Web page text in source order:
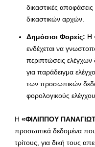
δικαστικές
δικαστικών αρχών.
Δημόσιοι Φορείς: Η
ενδέχεται να
περιπτώσεις
για παράδειγμα
των προσωπικών
φορολογικούς
Η «ΦΙΛΙΠΠΟΥ
προσωπικά δεδομένα
τρίτους, για δική τους